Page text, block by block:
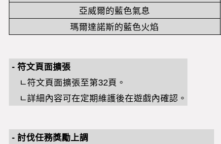
亞威爾的藍色氣息
瑪爾達諾斯的藍色火焰
- 符文頁面擴張
ㄴ符文頁面擴張至第32頁。
ㄴ詳細內容可在定期維護後在遊戲內確認。
- 討伐任務獎勵上調